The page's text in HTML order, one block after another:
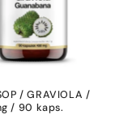
/ GRAVIOLA /
/ 90 kaps.